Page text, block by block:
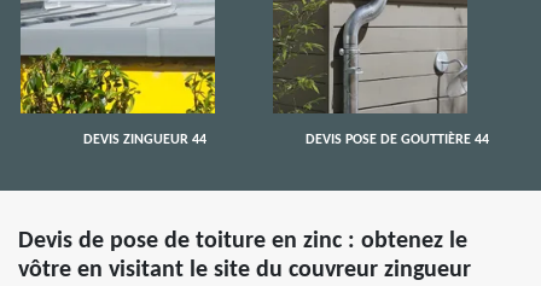
DEVIS ZINGUEUR 44 DEVIS POSE DE GOUTTIÈRE 44
Devis de pose de toiture en zinc : obtenez le
vôtre en visitant le site du couvreur zingueur